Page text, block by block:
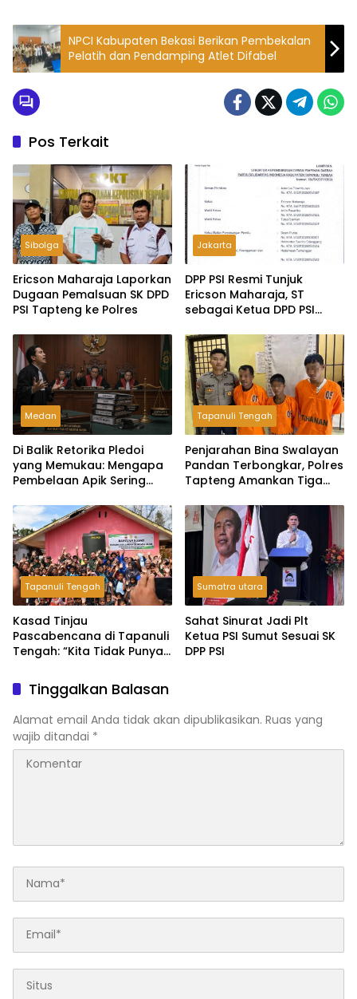
NPCI Kabupaten Bekasi Berikan Pembekalan
Pelatih dan Pendamping Atlet Difabel
Pos Terkait
Sibolga
Ericson Maharaja Laporkan
Dugaan Pemalsuan SK DPD
PSI Tapteng ke Polres
Jakarta
DPP PSI Resmi Tunjuk
Ericson Maharaja, ST
sebagai Ketua DPD PSI
Medan
Di Balik Retorika Pledoi
yang Memukau: Mengapa
Pembelaan Apik Sering
Tapanuli Tengah
Penjarahan Bina Swalayan
Pandan Terbongkar, Polres
Tapteng Amankan Tiga
Tapanuli Tengah
Kasad Tinjau
Pascabencana di Tapanuli
Tengah: “Kita Tidak Punya
Sumatra utara
Sahat Sinurat Jadi Plt
Ketua PSI Sumut Sesuai SK
DPP PSI
Tinggalkan Balasan
Alamat email Anda tidak akan dipublikasikan. Ruas yang
wajib ditandai *